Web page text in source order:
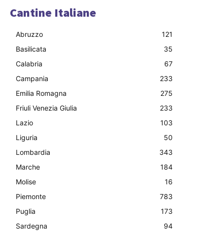
Cantine Italiane
Abruzzo
121
Basilicata
35
Calabria
67
Campania
233
Emilia Romagna
275
Friuli Venezia Giulia
233
Lazio
103
Liguria
50
Lombardia
343
Marche
184
Molise
16
Piemonte
783
Puglia
173
Sardegna
94